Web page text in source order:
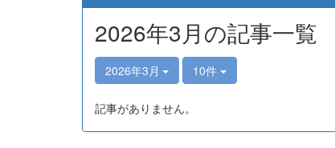
2026年3月の記事一覧
2026年3月 10件
記事がありません。